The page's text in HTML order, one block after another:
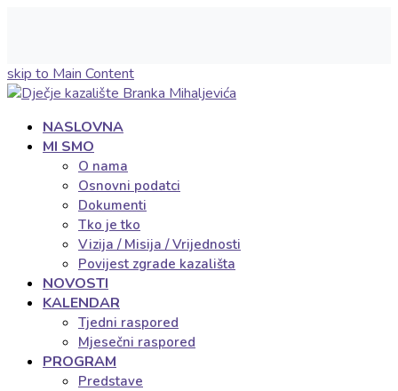
skip to Main Content
NASLOVNA
MI SMO
O nama
Osnovni podatci
Dokumenti
Tko je tko
Vizija / Misija / Vrijednosti
Povijest zgrade kazališta
NOVOSTI
KALENDAR
Tjedni raspored
Mjesečni raspored
PROGRAM
Predstave